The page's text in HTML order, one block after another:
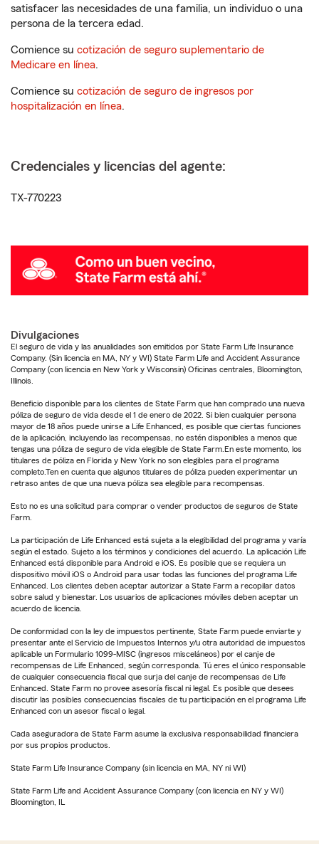
satisfacer las necesidades de una familia, un individuo o una
persona de la tercera edad.
Comience su cotización de seguro suplementario de
Medicare en línea.
Comience su cotización de seguro de ingresos por
hospitalización en línea.
Credenciales y licencias del agente:
TX-770223
Divulgaciones
El seguro de vida y las anualidades son emitidos por State Farm Life Insurance
Company. (Sin licencia en MA, NY y WI) State Farm Life and Accident Assurance
Company (con licencia en New York y Wisconsin) Oficinas centrales, Bloomington,
Illinois.
Beneficio disponible para los clientes de State Farm que han comprado una nueva
póliza de seguro de vida desde el 1 de enero de 2022. Si bien cualquier persona
mayor de 18 años puede unirse a Life Enhanced, es posible que ciertas funciones
de la aplicación, incluyendo las recompensas, no estén disponibles a menos que
tengas una póliza de seguro de vida elegible de State Farm.En este momento, los
titulares de póliza en Florida y New York no son elegibles para el programa
completo.Ten en cuenta que algunos titulares de póliza pueden experimentar un
retraso antes de que una nueva póliza sea elegible para recompensas.
Esto no es una solicitud para comprar o vender productos de seguros de State
Farm.
La participación de Life Enhanced está sujeta a la elegibilidad del programa y varía
según el estado. Sujeto a los términos y condiciones del acuerdo. La aplicación Life
Enhanced está disponible para Android e iOS. Es posible que se requiera un
dispositivo móvil iOS o Android para usar todas las funciones del programa Life
Enhanced. Los clientes deben aceptar autorizar a State Farm a recopilar datos
sobre salud y bienestar. Los usuarios de aplicaciones móviles deben aceptar un
acuerdo de licencia.
De conformidad con la ley de impuestos pertinente, State Farm puede enviarte y
presentar ante el Servicio de Impuestos Internos y/u otra autoridad de impuestos
aplicable un Formulario 1099-MISC (ingresos misceláneos) por el canje de
recompensas de Life Enhanced, según corresponda. Tú eres el único responsable
de cualquier consecuencia fiscal que surja del canje de recompensas de Life
Enhanced. State Farm no provee asesoría fiscal ni legal. Es posible que desees
discutir las posibles consecuencias fiscales de tu participación en el programa Life
Enhanced con un asesor fiscal o legal.
Cada aseguradora de State Farm asume la exclusiva responsabilidad financiera
por sus propios productos.
State Farm Life Insurance Company (sin licencia en MA, NY ni WI)
State Farm Life and Accident Assurance Company (con licencia en NY y WI)
Bloomington, IL